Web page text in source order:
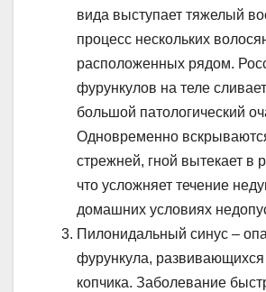
вида выступает тяжелый
процесс нескольких
расположенных рядом.
фурункулов на теле
большой патологический
Одновременно
стрежней, гной вытекает в
что усложняет течение
домашних условиях
Пилонидальный синус –
фурункула,
копчика. Заболевание